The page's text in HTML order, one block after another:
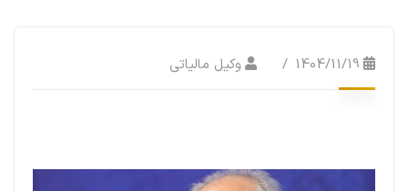
1404/11/19 وکیل مالیاتی